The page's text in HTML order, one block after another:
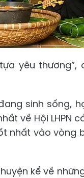
yêu
sinh sống,
về Hội
nhất vào vòng
kể về